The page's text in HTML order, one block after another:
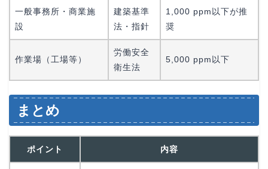
一般事務所・商業施
設
建築基準
法・指針
1,000 ppm以下が推
奨
作業場（工場等）
労働安全
衛生法
5,000 ppm以下
まとめ
ポイント 内容